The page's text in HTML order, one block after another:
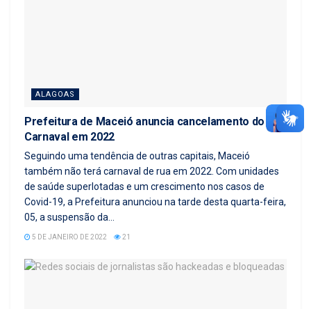
ALAGOAS
Prefeitura de Maceió anuncia cancelamento do
Carnaval em 2022
Seguindo uma tendência de outras capitais, Maceió
também não terá carnaval de rua em 2022. Com unidades
de saúde superlotadas e um crescimento nos casos de
Covid-19, a Prefeitura anunciou na tarde desta quarta-feira,
05, a suspensão da...
5 DE JANEIRO DE 2022 21